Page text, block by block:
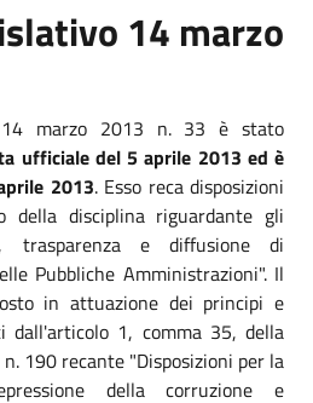
14 marzo
14 marzo 2013 n. 33 è stato
ufficiale del 5 aprile 2013 ed è
2013. Esso reca disposizioni
della disciplina riguardante gli
trasparenza e diffusione di
Pubbliche Amministrazioni". Il
in attuazione dei principi e
dall'articolo 1, comma 35, della
190 recante "Disposizioni per la
della corruzione e